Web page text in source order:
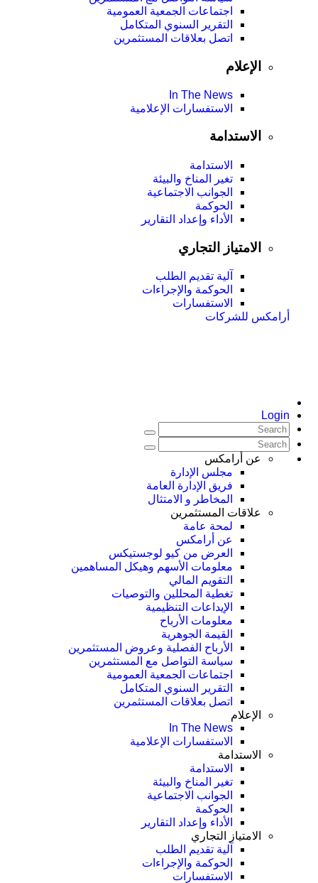
اجتماعات الجمعية العمومیة
التقرير السنوي المتكامل
اتصل بعلاقات المستثمرين
الإعلام
In The News
الاستفسارات الإعلامية
الاستدامة
الاستدامة
تغير المناخ والبيئة
الجوانب الاجتماعية
الحوكمة
الأداء وإعداد التقارير
الامتياز التجاري
آلية تقديم الطلب
الحوكمة والإجراءات
الاستفسارات
أرامكس للشركات
Login
عن أرامكس
مجلس الإدارة
فريق الإدارة العامة
المخاطر و الامتثال
علاقات المستثمرين
لمحة عامة
عن أرامكس
العرض من كيو لوجستيكس
معلومات الأسهم وهيكل المساهمين
التقويم المالي
تغطية المحللين والتوصيات
الإيداعات التنظيمية
معلومات الأرباح
القيمة الجوهرية
الأرباح الفصلية وعروض المستثمرين
سياسة التواصل مع المستثمرين
اجتماعات الجمعية العمومیة
التقرير السنوي المتكامل
اتصل بعلاقات المستثمرين
الإعلام
In The News
الاستفسارات الإعلامية
الاستدامة
الاستدامة
تغير المناخ والبيئة
الجوانب الاجتماعية
الحوكمة
الأداء وإعداد التقارير
الامتياز التجاري
آلية تقديم الطلب
الحوكمة والإجراءات
الاستفسارات